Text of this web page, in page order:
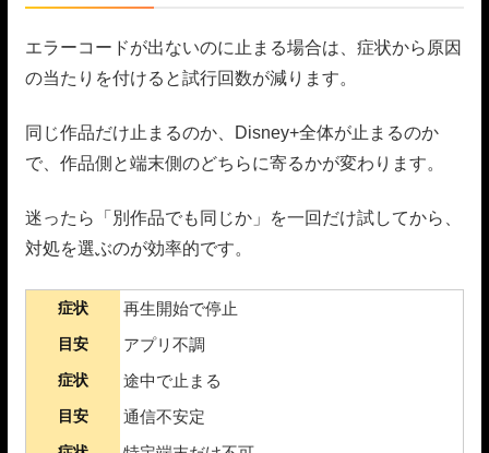
エラーコードが出ないのに止まる場合は、症状から原因
の当たりを付けると試行回数が減ります。
同じ作品だけ止まるのか、Disney+全体が止まるのか
で、作品側と端末側のどちらに寄るかが変わります。
迷ったら「別作品でも同じか」を一回だけ試してから、
対処を選ぶのが効率的です。
症状 再生開始で停止
目安 アプリ不調
症状 途中で止まる
目安 通信不安定